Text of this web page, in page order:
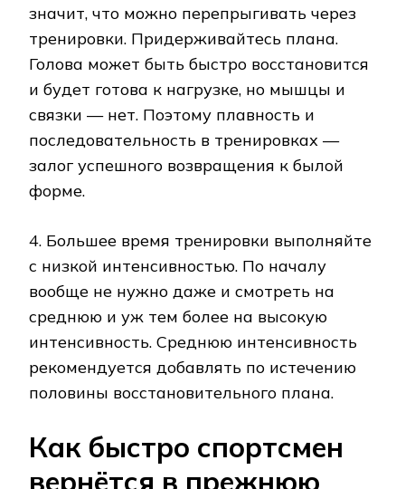
значит, что можно перепрыгивать через
тренировки. Придерживайтесь плана.
Голова может быть быстро восстановится
и будет готова к нагрузке, но мышцы и
связки — нет. Поэтому плавность и
последовательность в тренировках —
залог успешного возвращения к былой
форме.
4. Большее время тренировки выполняйте
с низкой интенсивностью. По началу
вообще не нужно даже и смотреть на
среднюю и уж тем более на высокую
интенсивность. Среднюю интенсивность
рекомендуется добавлять по истечению
половины восстановительного плана.
Как быстро спортсмен
вернётся в прежнюю